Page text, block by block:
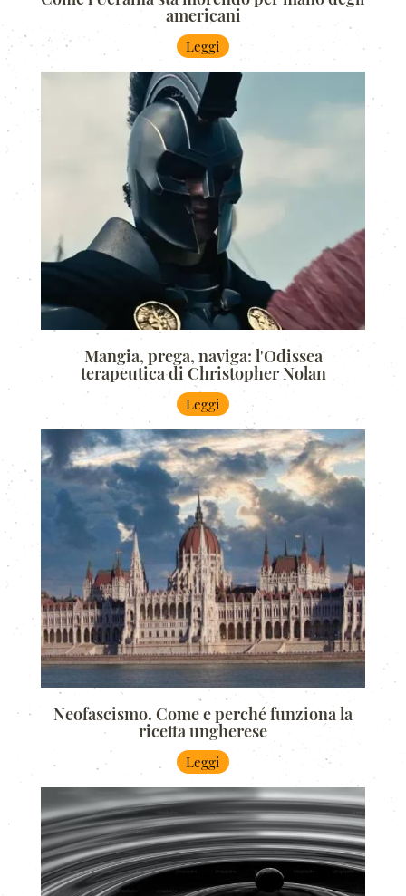
americani
Leggi
Mangia, prega, naviga: l'Odissea
terapeutica di Christopher Nolan
Leggi
Neofascismo. Come e perché funziona la
ricetta ungherese
Leggi